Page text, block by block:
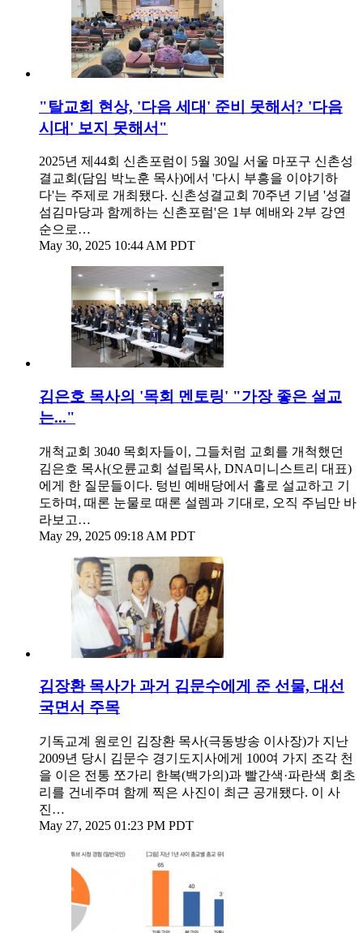
"탈교회 현상, '다음 세대' 준비 못해서? '다음
시대' 보지 못해서"
2025년 제44회 신촌포럼이 5월 30일 서울 마포구 신촌성
결교회(담임 박노훈 목사)에서 '다시 부흥을 이야기하
다'는 주제로 개최됐다. 신촌성결교회 70주년 기념 '성결
섬김마당과 함께하는 신촌포럼'은 1부 예배와 2부 강연
순으로…
May 30, 2025 10:44 AM PDT
김은호 목사의 '목회 멘토링' "가장 좋은 설교
는..."
개척교회 3040 목회자들이, 그들처럼 교회를 개척했던
김은호 목사(오륜교회 설립목사, DNA미니스트리 대표)
에게 한 질문들이다. 텅빈 예배당에서 홀로 설교하고 기
도하며, 때론 눈물로 때론 설렘과 기대로, 오직 주님만 바
라보고…
May 29, 2025 09:18 AM PDT
김장환 목사가 과거 김문수에게 준 선물, 대선
국면서 주목
기독교계 원로인 김장환 목사(극동방송 이사장)가 지난
2009년 당시 김문수 경기도지사에게 100여 가지 조각 천
을 이은 전통 쪼가리 한복(백가의)과 빨간색·파란색 회초
리를 건네주며 함께 찍은 사진이 최근 공개됐다. 이 사
진…
May 27, 2025 01:23 PM PDT